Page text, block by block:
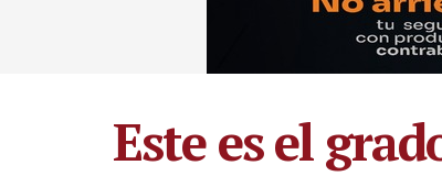
Este es el